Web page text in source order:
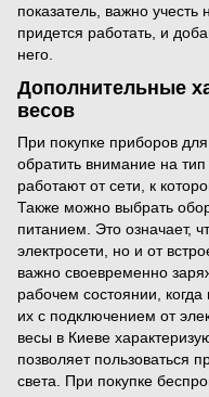
показатель, важно
придется работать, и
него.
Дополнительные
весов
При покупке приборов
обратить внимание на
работают от сети, к
Также можно выбрать
питанием. Это означает,
электросети, но и от
важно своевременно
рабочем состоянии,
их с подключением от
весы в Киеве
позволяет пользоваться
света. При покупке